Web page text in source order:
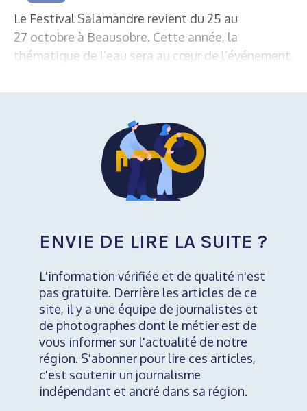
Le Festival Salamandre revient du 25 au
27 octobre à Beausobre. Cette année, la
thématique de l’eau sera au cœur de l’événement.
ENVIE DE LIRE LA SUITE ?
L'information vérifiée et de qualité n'est
pas gratuite. Derrière les articles de ce
site, il y a une équipe de journalistes et
de photographes dont le métier est de
vous informer sur l'actualité de notre
région. S'abonner pour lire ces articles,
c'est soutenir un journalisme
indépendant et ancré dans sa région.